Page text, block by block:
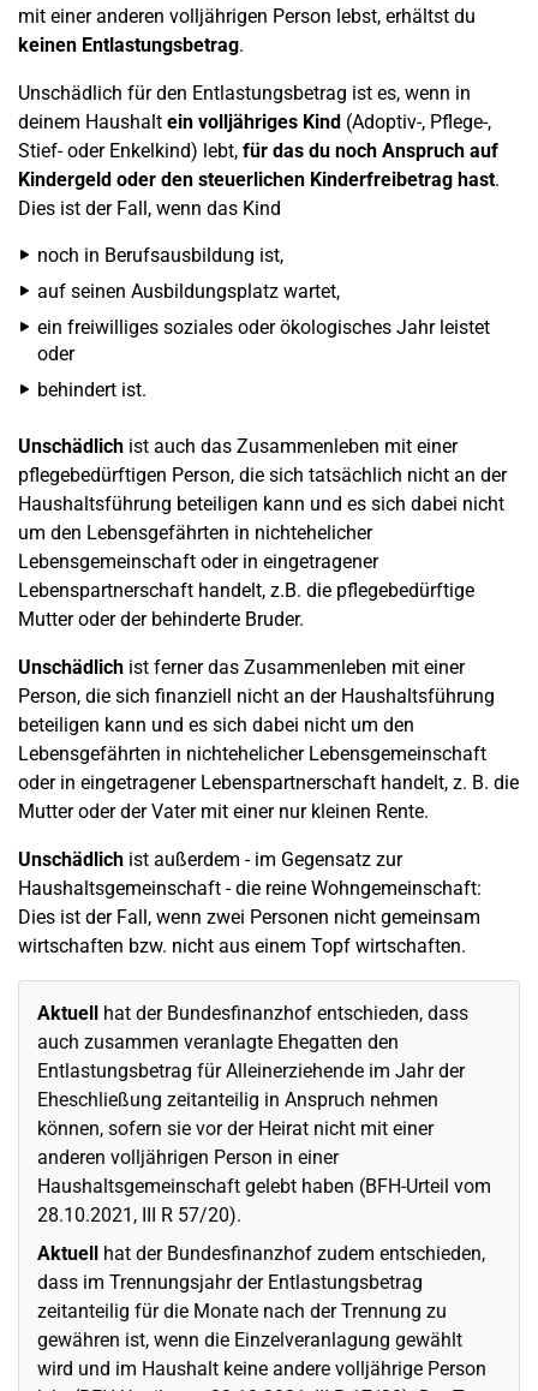
mit einer anderen volljährigen Person lebst, erhältst du
keinen Entlastungsbetrag.
Unschädlich für den Entlastungsbetrag ist es, wenn in
deinem Haushalt ein volljähriges Kind (Adoptiv-, Pflege-,
Stief- oder Enkelkind) lebt, für das du noch Anspruch auf
Kindergeld oder den steuerlichen Kinderfreibetrag hast.
Dies ist der Fall, wenn das Kind
noch in Berufsausbildung ist,
auf seinen Ausbildungsplatz wartet,
ein freiwilliges soziales oder ökologisches Jahr leistet
oder
behindert ist.
Unschädlich ist auch das Zusammenleben mit einer
pflegebedürftigen Person, die sich tatsächlich nicht an der
Haushaltsführung beteiligen kann und es sich dabei nicht
um den Lebensgefährten in nichtehelicher
Lebensgemeinschaft oder in eingetragener
Lebenspartnerschaft handelt, z.B. die pflegebedürftige
Mutter oder der behinderte Bruder.
Unschädlich ist ferner das Zusammenleben mit einer
Person, die sich finanziell nicht an der Haushaltsführung
beteiligen kann und es sich dabei nicht um den
Lebensgefährten in nichtehelicher Lebensgemeinschaft
oder in eingetragener Lebenspartnerschaft handelt, z. B. die
Mutter oder der Vater mit einer nur kleinen Rente.
Unschädlich ist außerdem - im Gegensatz zur
Haushaltsgemeinschaft - die reine Wohngemeinschaft:
Dies ist der Fall, wenn zwei Personen nicht gemeinsam
wirtschaften bzw. nicht aus einem Topf wirtschaften.
Aktuell hat der Bundesfinanzhof entschieden, dass
auch zusammen veranlagte Ehegatten den
Entlastungsbetrag für Alleinerziehende im Jahr der
Eheschließung zeitanteilig in Anspruch nehmen
können, sofern sie vor der Heirat nicht mit einer
anderen volljährigen Person in einer
Haushaltsgemeinschaft gelebt haben (BFH-Urteil vom
28.10.2021, III R 57/20).
Aktuell hat der Bundesfinanzhof zudem entschieden,
dass im Trennungsjahr der Entlastungsbetrag
zeitanteilig für die Monate nach der Trennung zu
gewähren ist, wenn die Einzelveranlagung gewählt
wird und im Haushalt keine andere volljährige Person